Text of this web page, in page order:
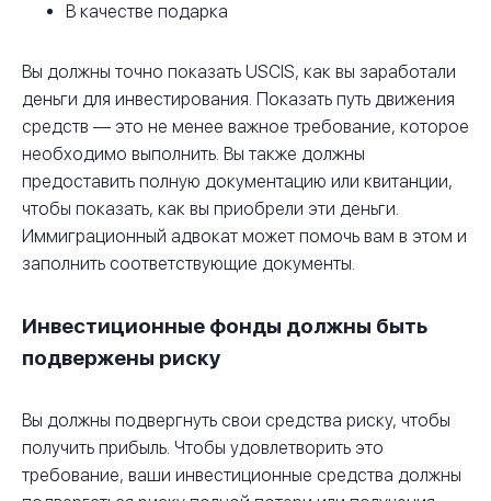
В качестве подарка
Вы должны точно показать USCIS, как вы заработали
деньги для инвестирования. Показать путь движения
средств — это не менее важное требование, которое
необходимо выполнить. Вы также должны
предоставить полную документацию или квитанции,
чтобы показать, как вы приобрели эти деньги.
Иммиграционный адвокат может помочь вам в этом и
заполнить соответствующие документы.
Инвестиционные фонды должны быть
подвержены риску
Вы должны подвергнуть свои средства риску, чтобы
получить прибыль. Чтобы удовлетворить это
требование, ваши инвестиционные средства должны